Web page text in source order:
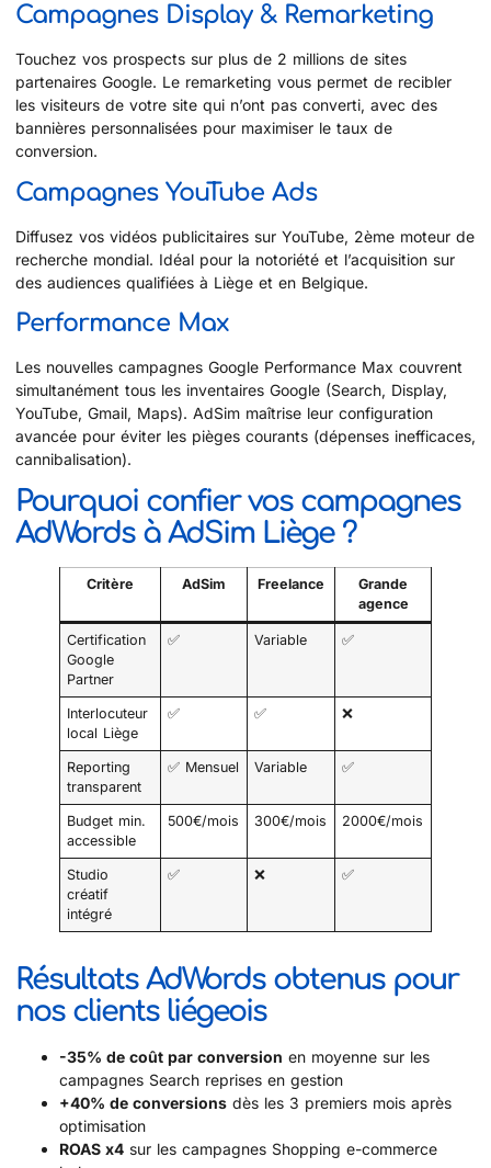
Campagnes Display & Remarketing
Touchez vos prospects sur plus de 2 millions de sites
partenaires Google. Le remarketing vous permet de recibler
les visiteurs de votre site qui n’ont pas converti, avec des
bannières personnalisées pour maximiser le taux de
conversion.
Campagnes YouTube Ads
Diffusez vos vidéos publicitaires sur YouTube, 2ème moteur de
recherche mondial. Idéal pour la notoriété et l’acquisition sur
des audiences qualifiées à Liège et en Belgique.
Performance Max
Les nouvelles campagnes Google Performance Max couvrent
simultanément tous les inventaires Google (Search, Display,
YouTube, Gmail, Maps). AdSim maîtrise leur configuration
avancée pour éviter les pièges courants (dépenses inefficaces,
cannibalisation).
Pourquoi confier vos campagnes
AdWords à AdSim Liège ?
Critère AdSim Freelance
Grande
agence
Certification
Google
Partner
✅ Variable ✅
Interlocuteur
local Liège
✅ ✅ ❌
Reporting
transparent
✅ Mensuel Variable ✅
Budget min.
accessible
500€/mois 300€/mois 2000€/mois
Studio
créatif
intégré
✅ ❌ ✅
Résultats AdWords obtenus pour
nos clients liégeois
-35% de coût par conversion en moyenne sur les
campagnes Search reprises en gestion
+40% de conversions dès les 3 premiers mois après
optimisation
ROAS x4 sur les campagnes Shopping e-commerce